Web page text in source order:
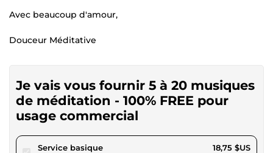
Avec beaucoup d'amour,
Douceur Méditative ️
Je vais vous fournir 5 à 20 musiques
de méditation - 100% FREE pour
usage commercial
Service basiquepour 17,28 $US 18,75 $US